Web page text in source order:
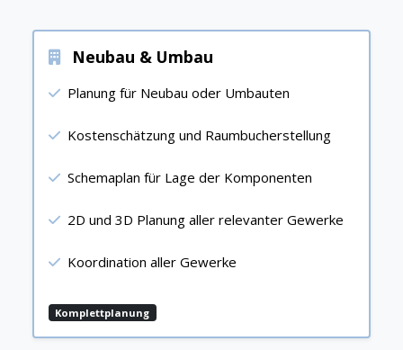
Neubau & Umbau
Planung für Neubau oder Umbauten
Kostenschätzung und Raumbucherstellung
Schemaplan für Lage der Komponenten
2D und 3D Planung aller relevanter Gewerke
Koordination aller Gewerke
Komplettplanung